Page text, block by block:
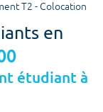
T2 - Colocation
en
étudiant à